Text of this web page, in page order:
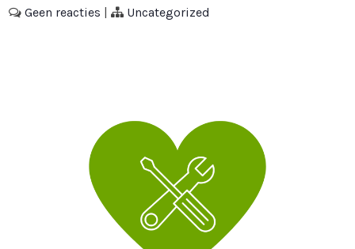
Geen reacties | Uncategorized